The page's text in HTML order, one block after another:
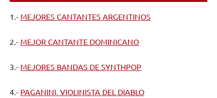
1.- MEJORES CANTANTES ARGENTINOS
2.- MEJOR CANTANTE DOMINICANO
3.- MEJORES BANDAS DE SYNTHPOP
4.- PAGANINI, VIOLINISTA DEL DIABLO